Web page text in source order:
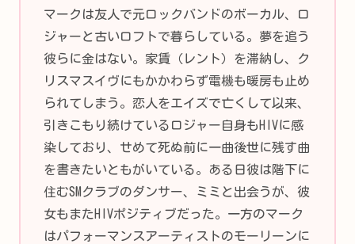
マークは友人で元ロックバンドのボーカル、ロ
ジャーと古いロフトで暮らしている。夢を追う
彼らに金はない。家賃（レント）を滞納し、ク
リスマスイヴにもかかわらず電機も暖房も止め
られてしまう。恋人をエイズで亡くして以来、
引きこもり続けているロジャー自身もHIVに感
染しており、せめて死ぬ前に一曲後世に残す曲
を書きたいともがいている。ある日彼は階下に
住むSMクラブのダンサー、ミミと出会うが、彼
女もまたHIVポジティブだった。一方のマーク
はパフォーマンスアーティストのモーリーンに